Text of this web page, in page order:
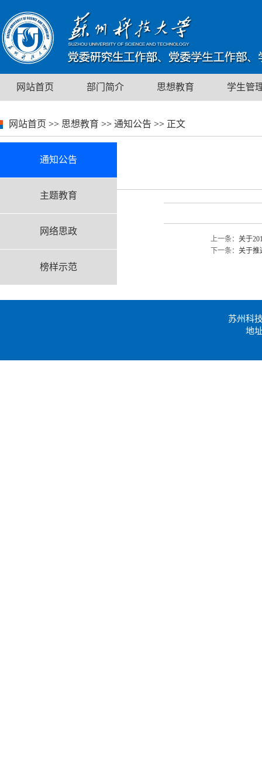
网站首页 部门简介 思想教育 学生管
网站首页 >> 思想教育 >> 通知公告 >> 正文
通知公告
主题教育
网络思政
榜样示范
上一条： 关于
下一条： 关于推
苏州科
地